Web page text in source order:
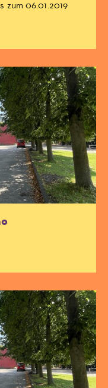
zum 06.01.2019